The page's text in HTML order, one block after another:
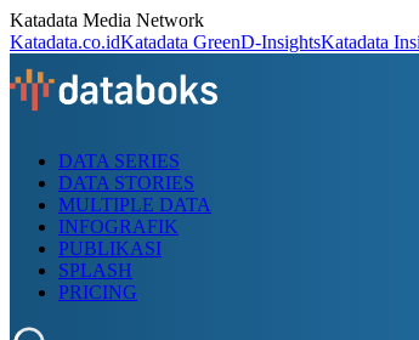
Katadata Media Network
Katadata.co.idKatadata GreenD-InsightsKatadata
DATA SERIES
DATA STORIES
MULTIPLE DATA
INFOGRAFIK
PUBLIKASI
SPLASH
PRICING